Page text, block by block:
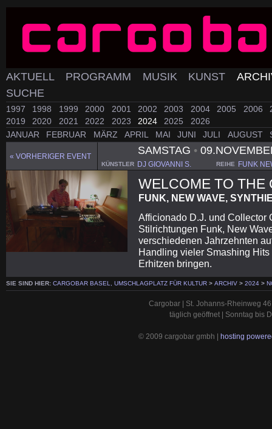
AKTUELL PROGRAMM MUSIK KUNST
SUCHE
1997 1998 1999 2000 2001 2002 2003 2004 2005 2006
2019
2020 2021 2022 2023 2024 2025
2026
JANUAR
FEBRUAR MÄRZ APRIL MAI JUNI JULI AUGUST
« VORHERIGER EVENT
SAMSTAG •
KÜNSTLER DJ GIOVANNI S. REIHE FUNK
WELCOME TO THE
FUNK, NEW WAVE,
Afficionado D.J. und Collector
Stilrichtungen Funk, New
verschiedenen Jahrzehnten
Handling vieler Smashing
Erhitzen bringen.
SIE SIND HIER: CARGOBAR BASEL, UMSCHLAGPLATZ FÜR KULTUR > ARCHIV > 2024 >
Cargobar | St. Johanns-Rheinweg
täglich geöffnet | Sonntag bis
© 2009 cargobar gmbh | hosting